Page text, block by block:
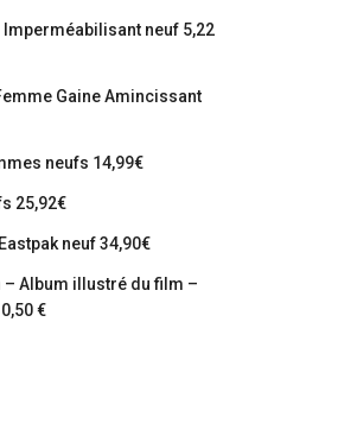
neuf 5,22
Gaine Amincissant
neufs 14,99€
25,92€
neuf 34,90€
Album illustré du film –
€